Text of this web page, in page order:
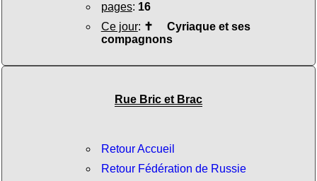
pages: 16
Ce jour: ✝ Cyriaque et ses
compagnons
Rue Bric et Brac
Retour Accueil
Retour Fédération de Russie